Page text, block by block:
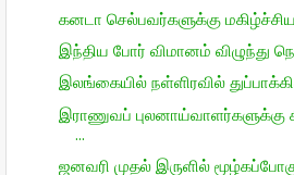
கனடா செல்பவர்களுக்கு
இந்திய போர் விமானம் விழுந்து
இலங்கையில் நள்ளிரவில்
இராணுவப்
...
ஜனவரி முதல் இருளில்